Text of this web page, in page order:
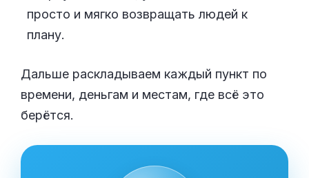
просто и мягко возвращать людей к
плану.
Дальше раскладываем каждый пункт по
времени, деньгам и местам, где всё это
берётся.